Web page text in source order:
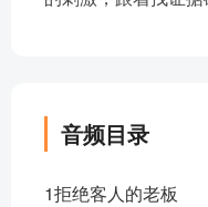
音频目录
1拒绝客人的老板